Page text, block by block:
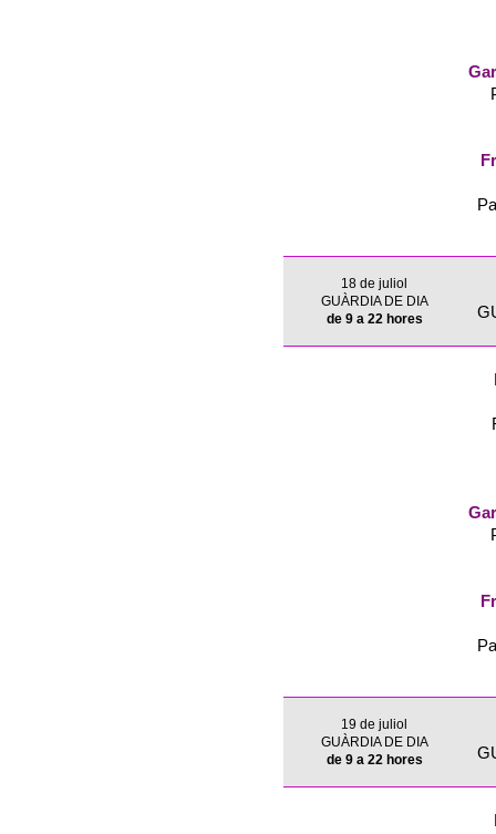
18 de juliol
GUÀRDIA DE DIA
de 9 a 22 hores
19 de juliol
GUÀRDIA DE DIA
de 9 a 22 hores